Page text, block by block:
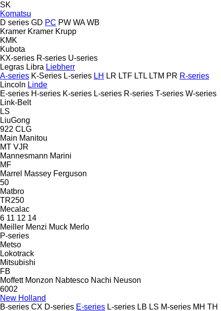
SK
Komatsu
D series GD PC PW WA WB
Kramer Kramer Krupp
KMK
Kubota
KX-series R-series U-series
Legras Libra Liebherr
A-series K-Series L-series LH LR LTF LTL LTM PR R-series
Lincoln Linde
E-series H-series K-series L-series R-series T-series W-series
Link-Belt
LS
LiuGong
922 CLG
Main Manitou
MT VJR
Mannesmann Marini
MF
Marrel Massey Ferguson
50
Matbro
TR250
Mecalac
6 11 12 14
Meiller Menzi Muck Merlo
P-series
Metso
Lokotrack
Mitsubishi
FB
Moffett Monzon Nabtesco Nachi Neuson
6002
New Holland
B-series CX D-series E-series L-series LB LS M-series MH TH